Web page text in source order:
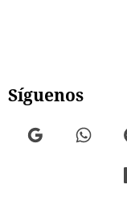
Síguenos